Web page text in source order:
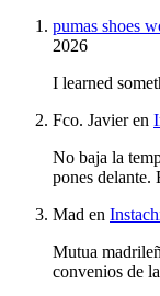
pumas shoes
2026
I learned
Fco. Javieren
No baja la
pones
Mad en
Mutua
convenios de